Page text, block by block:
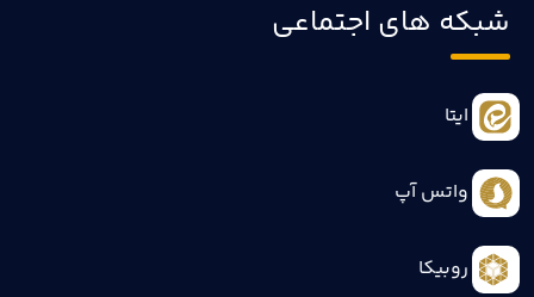
شبکه های اجتماعی
ایتا
واتس آپ
روبیکا